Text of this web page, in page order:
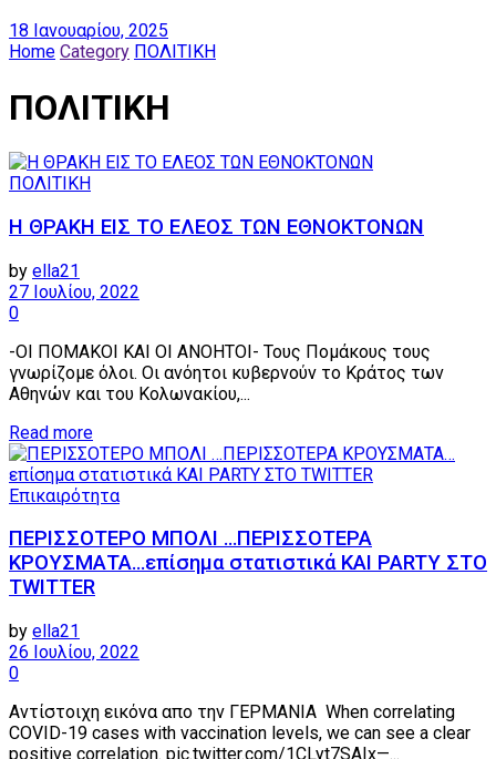
18 Ιανουαρίου, 2025
Home Category ΠΟΛΙΤΙΚΗ
ΠΟΛΙΤΙΚΗ
ΠΟΛΙΤΙΚΗ
Η ΘΡΑΚΗ ΕΙΣ ΤΟ ΕΛΕΟΣ ΤΩΝ ΕΘΝΟΚΤΟΝΩΝ
by ella21
27 Ιουλίου, 2022
0
-ΟΙ ΠΟΜΑΚΟΙ ΚΑΙ ΟΙ ΑΝΟΗΤΟΙ- Τους Πομάκους τους
γνωρίζομε όλοι. Οι ανόητοι κυβερνούν το Κράτος των
Αθηνών και του Κολωνακίου,...
Read moreDetails
Επικαιρότητα
ΠΕΡΙΣΣΟΤΕΡΟ ΜΠΟΛΙ …ΠΕΡΙΣΣΟΤΕΡΑ
ΚΡΟΥΣΜΑΤΑ…επίσημα στατιστικά ΚΑΙ PARTY ΣΤΟ
TWITTER
by ella21
26 Ιουλίου, 2022
0
Αντίστοιχη εικόνα απο την ΓΕΡΜΑΝΙΑ When correlating
COVID-19 cases with vaccination levels, we can see a clear
positive correlation. pic.twitter.com/1CLyt7SAIx—...